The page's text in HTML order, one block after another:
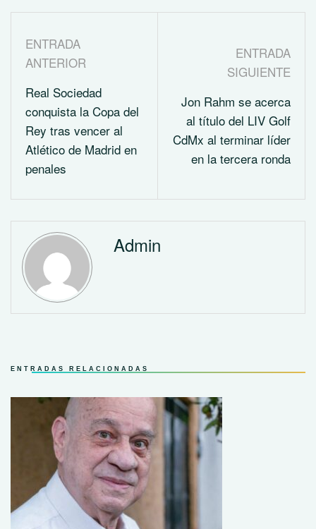
ENTRADA
ANTERIOR
Real Sociedad
conquista la Copa del
Rey tras vencer al
Atlético de Madrid en
penales
ENTRADA
SIGUIENTE
Jon Rahm se acerca
al título del LIV Golf
CdMx al terminar líder
en la tercera ronda
Admin
ENTRADAS RELACIONADAS